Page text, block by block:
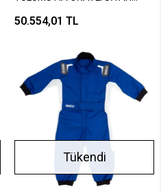
50.554,01 TL
Tükendi